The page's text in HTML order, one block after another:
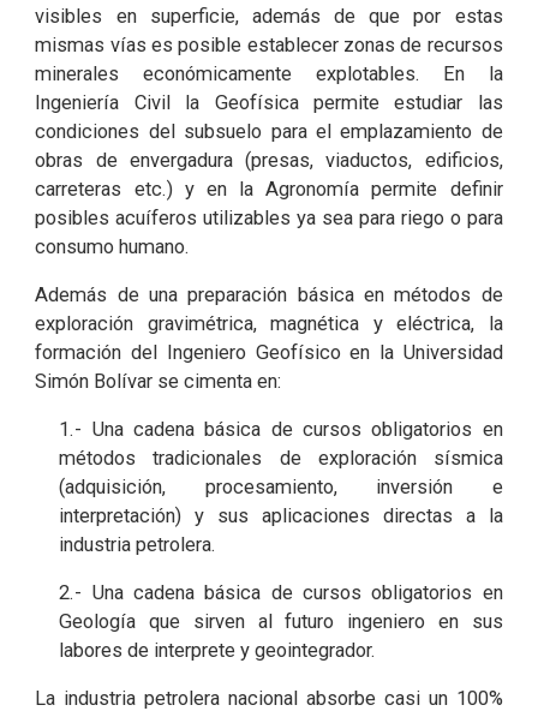
visibles en superficie, además de que por estas
mismas vías es posible establecer zonas de recursos
minerales económicamente explotables. En la
Ingeniería Civil la Geofísica permite estudiar las
condiciones del subsuelo para el emplazamiento de
obras de envergadura (presas, viaductos, edificios,
carreteras etc.) y en la Agronomía permite definir
posibles acuíferos utilizables ya sea para riego o para
consumo humano.
Además de una preparación básica en métodos de
exploración gravimétrica, magnética y eléctrica, la
formación del Ingeniero Geofísico en la Universidad
Simón Bolívar se cimenta en:
1.- Una cadena básica de cursos obligatorios en
métodos tradicionales de exploración sísmica
(adquisición, procesamiento, inversión e
interpretación) y sus aplicaciones directas a la
industria petrolera.
2.- Una cadena básica de cursos obligatorios en
Geología que sirven al futuro ingeniero en sus
labores de interprete y geointegrador.
La industria petrolera nacional absorbe casi un 100%